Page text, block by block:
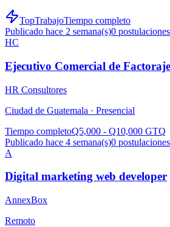
TopTrabajoTiempo completo
Publicado hace 2 semana(s)0 postulaciones
HC
Ejecutivo Comercial de Factoraje
HR Consultores
Ciudad de Guatemala · Presencial
Tiempo completoQ5,000 - Q10,000 GTQ
Publicado hace 4 semana(s)0 postulaciones
A
Digital marketing web developer
AnnexBox
Remoto